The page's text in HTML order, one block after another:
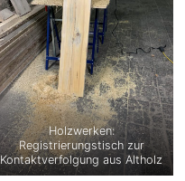
Holzwerken:
Registrierungstisch zur
Kontaktverfolgung aus Altholz